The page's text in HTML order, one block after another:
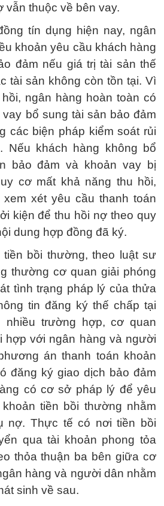
vẫn thuộc về bên vay.
tín dụng hiện nay, ngân
khoản yêu cầu khách hàng
đảm nếu giá trị tài sản thế
tài sản không còn tồn tại. Vì
ngân hàng hoàn toàn có
bổ sung tài sản bảo đảm
các biện pháp kiểm soát rủi
Nếu khách hàng không bổ
bảo đảm và khoản vay bị
cơ mất khả năng thu hồi,
xét yêu cầu thanh toán
kiện để thu hồi nợ theo quy
dung hợp đồng đã ký.
bồi thường, theo luật sư
thường cơ quan giải phóng
tình trạng pháp lý của thửa
tin đăng ký thế chấp tại
nhiều trường hợp, cơ quan
hợp với ngân hàng và người
án thanh toán khoản
đăng ký giao dịch bảo đảm
có cơ sở pháp lý để yêu
tiền bồi thường nhằm
nợ. Thực tế có nơi tiền bồi
qua tài khoản phong tỏa
thỏa thuận ba bên giữa cơ
hàng và người dân nhằm
sinh về sau.